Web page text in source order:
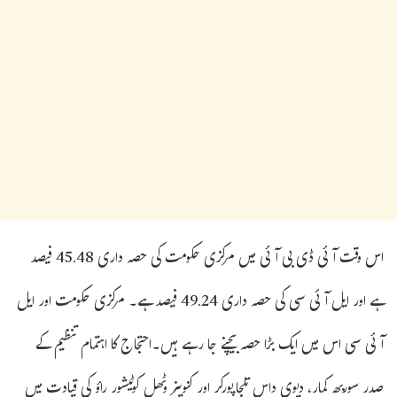
اس وقت آئی ڈی بی آئی میں مرکزی حکومت کی حصہ داری 45.48 فیصد
ہے اور ایل آئی سی کی حصہ داری 49.24 فیصد ہے۔ مرکزی حکومت اور ایل
آئی سی اس میں ایک بڑا حصہ بیچنے جا رہے ہیں۔احتجاج کا اہتمام تنظیم کے